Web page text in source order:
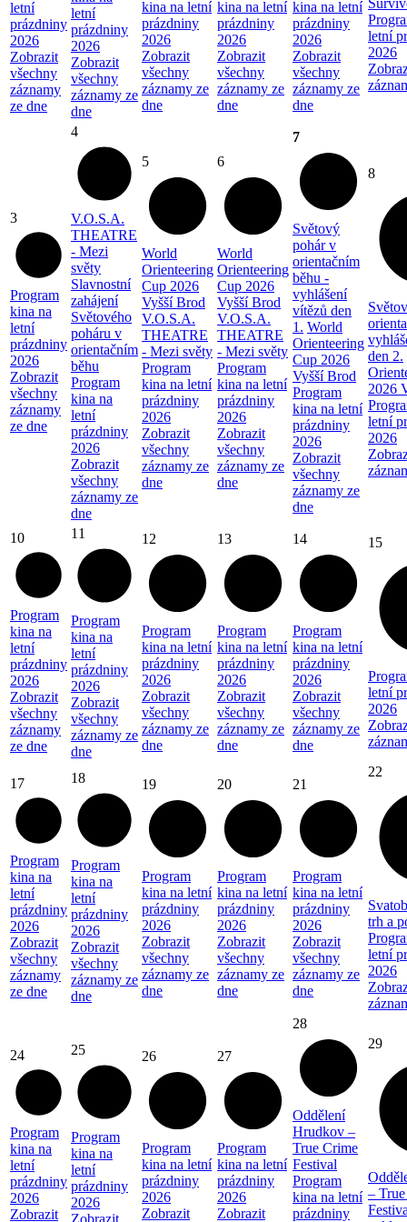
letní
prázdniny
2026
Zobrazit
všechny
záznamy
ze dne
letní
prázdniny
2026
Zobrazit
všechny
záznamy ze
dne
kina na letní
prázdniny
2026
Zobrazit
všechny
záznamy ze
dne
kina na letní
prázdniny
2026
Zobrazit
všechny
záznamy ze
dne
kina na letní
prázdniny
2026
Zobrazit
všechny
záznamy ze
dne
letní
2026
3
Program
kina na
letní
prázdniny
2026
Zobrazit
všechny
záznamy
ze dne
4
V.O.S.A.
THEATRE
- Mezi
světy
Slavnostní
zahájení
Světového
poháru v
orientačním
běhu
Program
kina na
letní
prázdniny
2026
Zobrazit
všechny
záznamy ze
dne
5
World
Orienteering
Cup 2026
Vyšší Brod
V.O.S.A.
THEATRE
- Mezi světy
Program
kina na letní
prázdniny
2026
Zobrazit
všechny
záznamy ze
dne
6
World
Orienteering
Cup 2026
Vyšší Brod
V.O.S.A.
THEATRE
- Mezi světy
Program
kina na letní
prázdniny
2026
Zobrazit
všechny
záznamy ze
dne
7
Světový
pohár v
orientačním
běhu -
vyhlášení
vítězů den
1. World
Orienteering
Cup 2026
Vyšší Brod
Program
kina na letní
prázdniny
2026
Zobrazit
všechny
záznamy ze
dne
8
den 2.
2026
letní
2026
10
Program
kina na
letní
prázdniny
2026
Zobrazit
všechny
záznamy
ze dne
11
Program
kina na
letní
prázdniny
2026
Zobrazit
všechny
záznamy ze
dne
12
Program
kina na letní
prázdniny
2026
Zobrazit
všechny
záznamy ze
dne
13
Program
kina na letní
prázdniny
2026
Zobrazit
všechny
záznamy ze
dne
14
Program
kina na letní
prázdniny
2026
Zobrazit
všechny
záznamy ze
dne
15
letní
2026
17
Program
kina na
letní
prázdniny
2026
Zobrazit
všechny
záznamy
ze dne
18
Program
kina na
letní
prázdniny
2026
Zobrazit
všechny
záznamy ze
dne
19
Program
kina na letní
prázdniny
2026
Zobrazit
všechny
záznamy ze
dne
20
Program
kina na letní
prázdniny
2026
Zobrazit
všechny
záznamy ze
dne
21
Program
kina na letní
prázdniny
2026
Zobrazit
všechny
záznamy ze
dne
22
trh a
letní
2026
24
Program
kina na
letní
prázdniny
2026
Zobrazit
25
Program
kina na
letní
prázdniny
2026
Zobrazit
26
Program
kina na letní
prázdniny
2026
Zobrazit
27
Program
kina na letní
prázdniny
2026
Zobrazit
28
Oddělení
Hrudkov –
True Crime
Festival
Program
kina na letní
prázdniny
29
–